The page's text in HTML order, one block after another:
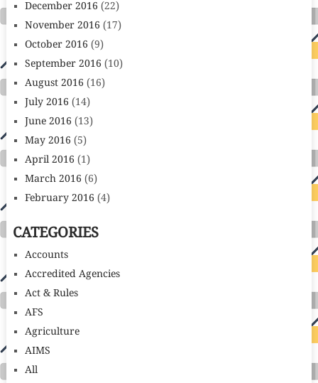
December 2016 (22)
November 2016 (17)
October 2016 (9)
September 2016 (10)
August 2016 (16)
July 2016 (14)
June 2016 (13)
May 2016 (5)
April 2016 (1)
March 2016 (6)
February 2016 (4)
CATEGORIES
Accounts
Accredited Agencies
Act & Rules
AFS
Agriculture
AIMS
All